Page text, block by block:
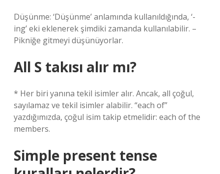
Düşünme: ‘Düşünme’ anlamında kullanıldığında, ‘-
ing’ eki eklenerek şimdiki zamanda kullanılabilir. –
Pikniğe gitmeyi düşünüyorlar.
All S takısı alır mı?
* Her biri yanına tekil isimler alır. Ancak, all çoğul,
sayılamaz ve tekil isimler alabilir. “each of”
yazdığımızda, çoğul isim takip etmelidir: each of the
members.
Simple present tense